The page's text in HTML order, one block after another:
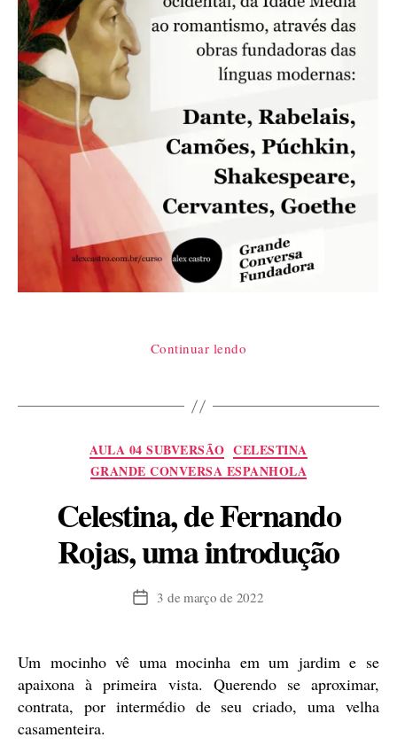
Continuar lendo
Dante
Categorias
AULA 04 SUBVERSÃO CELESTINA
GRANDE CONVERSA ESPANHOLA
Celestina, de Fernando
Rojas, uma introdução
Data3 de março de 2022
Um mocinho vê uma mocinha em um jardim e se
apaixona à primeira vista. Querendo se aproximar,
contrata, por intermédio de seu criado, uma velha
casamenteira.